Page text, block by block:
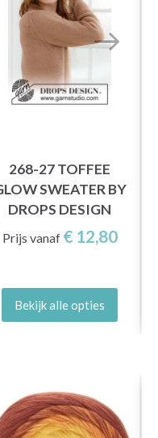
268-27 TOFFEE
SWEATER BY
DROPS DESIGN
Prijs vanaf € 12,80
Bekijk alle opties